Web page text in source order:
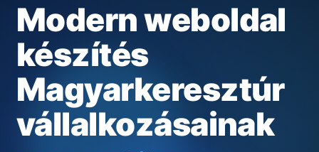
Modern weboldal
készítés
Magyarkeresztúr
vállalkozásainak
gyors mobilos
működésre